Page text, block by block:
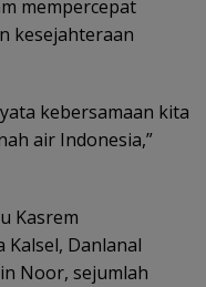
mempercepat
kesejahteraan
kebersamaan kita
air Indonesia,”
Kasrem
Kalsel, Danlanal
Noor, sejumlah